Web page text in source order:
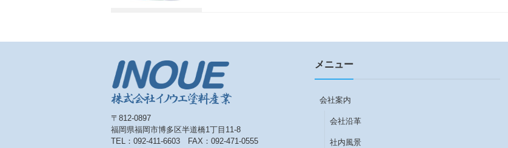
〒812-0897
福岡県福岡市博多区半道橋1丁目11-8
TEL：092-411-6603 FAX：092-471-0555
メニュー
会社案内
会社沿革
社内風景